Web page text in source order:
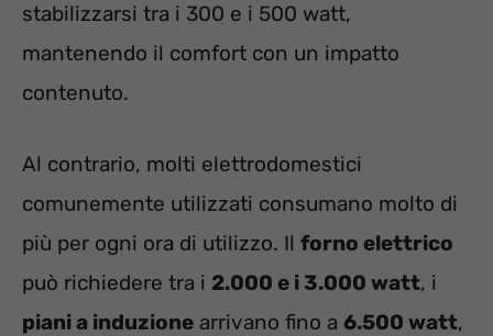
stabilizzarsi tra i 300 e i 500 watt,
mantenendo il comfort con un impatto
contenuto.
Al contrario, molti elettrodomestici
comunemente utilizzati consumano molto di
più per ogni ora di utilizzo. Il forno elettrico
può richiedere tra i 2.000 e i 3.000 watt, i
piani a induzione arrivano fino a 6.500 watt,